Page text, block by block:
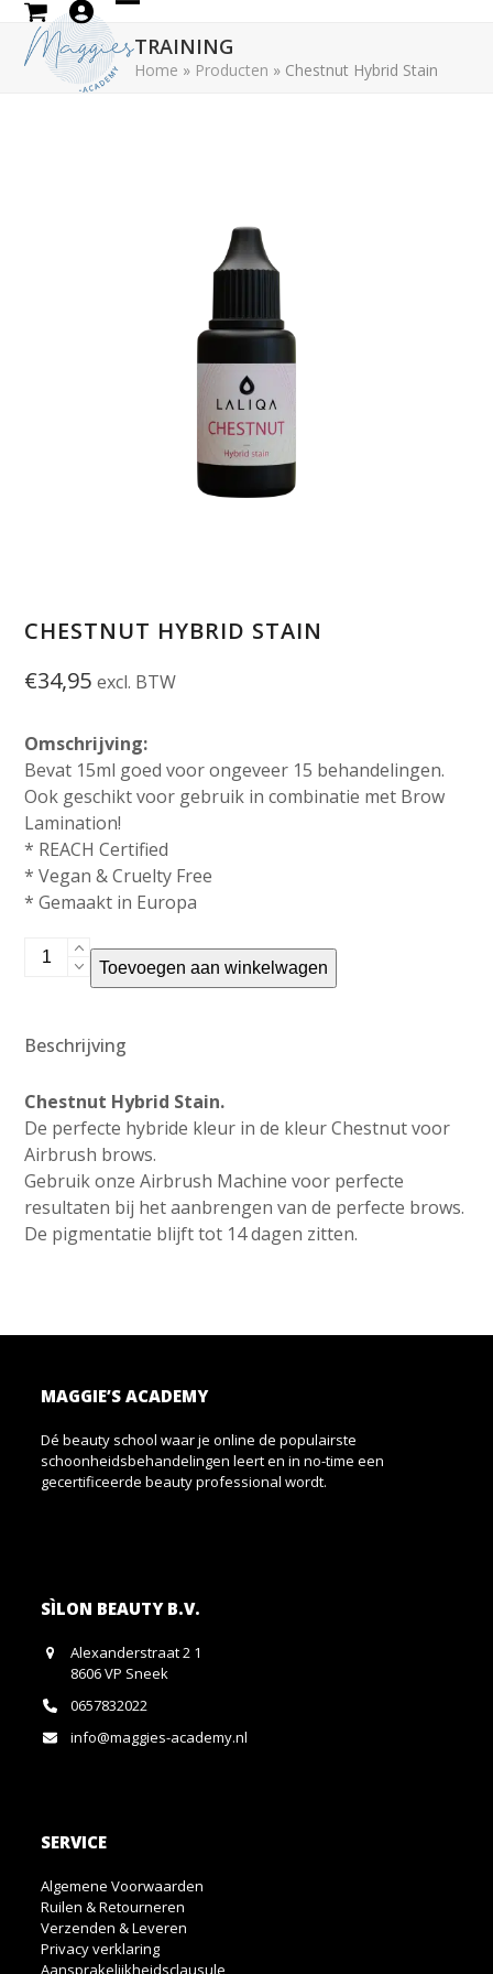
Skip
content
mobile
mobile
TRAINING
Home » Producten » Chestnut Hybrid Stain
CHESTNUT HYBRID STAIN
€34,95 excl. BTW
Omschrijving:
Bevat 15ml goed voor ongeveer 15 behandelingen.
Ook geschikt voor gebruik in combinatie met Brow
Lamination!
* REACH Certified
* Vegan & Cruelty Free
* Gemaakt in Europa
Chestnut
Hybrid
Toevoegen aan winkelwagen
Beschrijving
Chestnut Hybrid Stain.
De perfecte hybride kleur in de kleur Chestnut voor
Airbrush brows.
Gebruik onze Airbrush Machine voor perfecte
resultaten bij het aanbrengen van de perfecte brows.
De pigmentatie blijft tot 14 dagen zitten.
MAGGIE’S ACADEMY
Dé beauty school waar je online de populairste
schoonheidsbehandelingen leert en in no-time een
gecertificeerde beauty professional wordt.
SÌLON BEAUTY B.V.
Alexanderstraat 2 1
8606 VP Sneek
0657832022
info@maggies-academy.nl
SERVICE
Algemene Voorwaarden
Ruilen & Retourneren
Verzenden & Leveren
Privacy verklaring
Aansprakelijkheidsclausule